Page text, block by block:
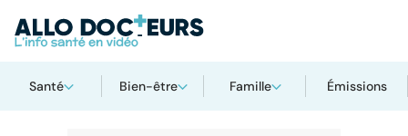
Santé Bien-être Famille Émissions